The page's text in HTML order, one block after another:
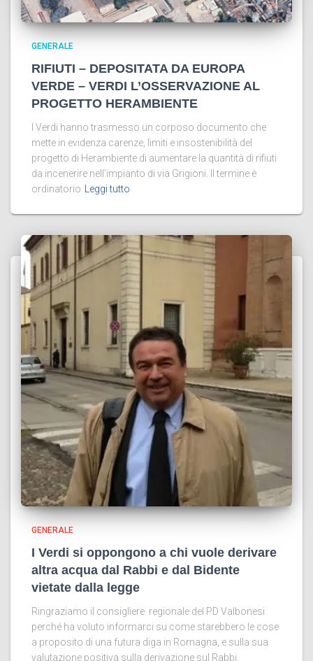
GENERALE
RIFIUTI – DEPOSITATA DA EUROPA
VERDE – VERDI L’OSSERVAZIONE AL
PROGETTO HERAMBIENTE
I Verdi hanno trasmesso un corposo documento che
mette in evidenza carenze, limiti e insostenibilità del
progetto di Herambiente di aumentare la quantità di rifiuti
da incenerire nell’impianto di via Grigioni. Il termine è
ordinatorio
Leggi tutto
GENERALE
I Verdi si oppongono a chi vuole derivare
altra acqua dal Rabbi e dal Bidente
vietate dalla legge
Ringraziamo il consigliere regionale del PD Valbonesi
perché ha voluto informarci su come starebbero le cose
a proposito di una futura diga in Romagna, e sulla sua
valutazione positiva sulla derivazione sul Rabbi.